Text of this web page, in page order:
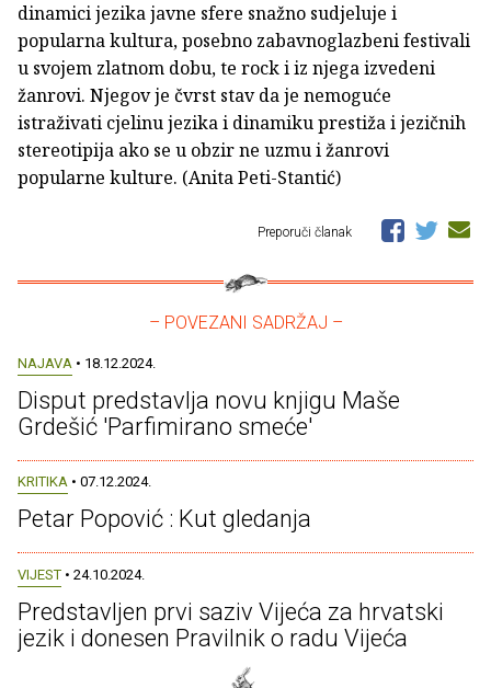
dinamici jezika javne sfere snažno sudjeluje i
popularna kultura, posebno zabavnoglazbeni festivali
u svojem zlatnom dobu, te rock i iz njega izvedeni
žanrovi. Njegov je čvrst stav da je nemoguće
istraživati cjelinu jezika i dinamiku prestiža i jezičnih
stereotipija ako se u obzir ne uzmu i žanrovi
popularne kulture. (Anita Peti-Stantić)
Preporuči članak
– POVEZANI SADRŽAJ –
NAJAVA • 18.12.2024.
Disput predstavlja novu knjigu Maše
Grdešić 'Parfimirano smeće'
KRITIKA • 07.12.2024.
Petar Popović : Kut gledanja
VIJEST • 24.10.2024.
Predstavljen prvi saziv Vijeća za hrvatski
jezik i donesen Pravilnik o radu Vijeća